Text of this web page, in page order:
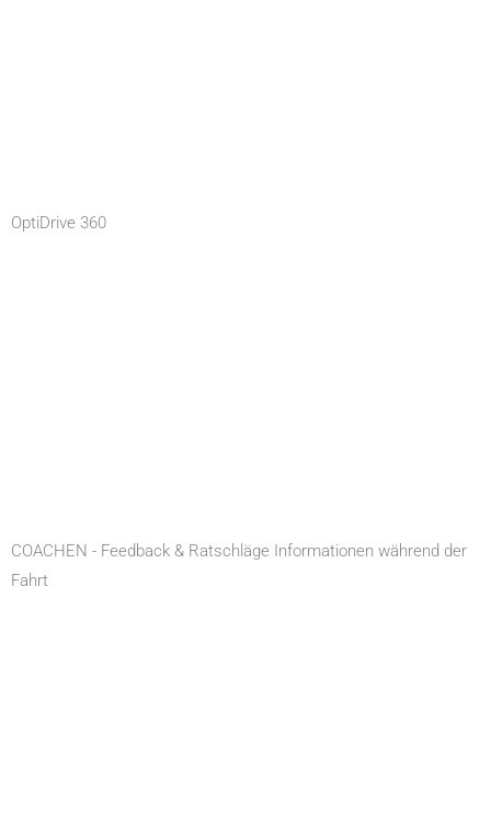
OptiDrive 360
COACHEN - Feedback & Ratschläge Informationen während der
Fahrt